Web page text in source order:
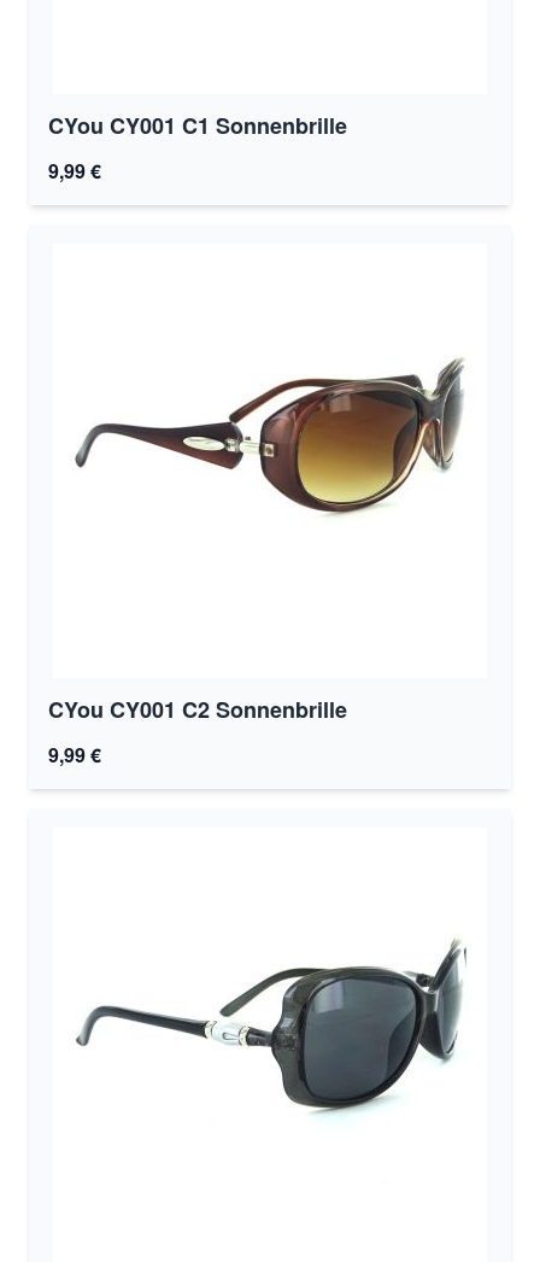
CYou CY001 C1 Sonnenbrille
9,99 €
CYou CY001 C2 Sonnenbrille
9,99 €